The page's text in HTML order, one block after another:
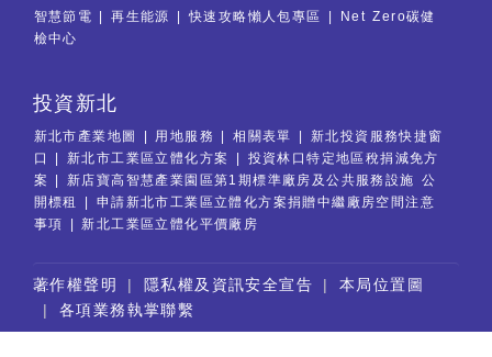
智慧節電 再生能源 快速攻略懶人包專區
Net Zero碳健
檢中心
投資新北
新北市產業地圖 用地服務 相關表單
新北投資服務快捷窗
口
新北市工業區立體化方案
投資林口特定地區稅捐減免方
案
新店寶高智慧產業園區第1期標準廠房及公共服務設施 公
開標租
申請新北市工業區立體化方案捐贈中繼廠房空間注意
事項
新北工業區立體化平價廠房
:::
著作權聲明 隱私權及資訊安全宣告
本局位置圖
各項業務執掌聯繫